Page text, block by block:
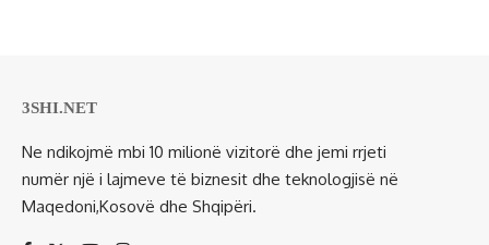
3SHI.NET
Ne ndikojmë mbi 10 milionë vizitorë dhe jemi rrjeti
numër një i lajmeve të biznesit dhe teknologjisë në
Maqedoni,Kosovë dhe Shqipëri.